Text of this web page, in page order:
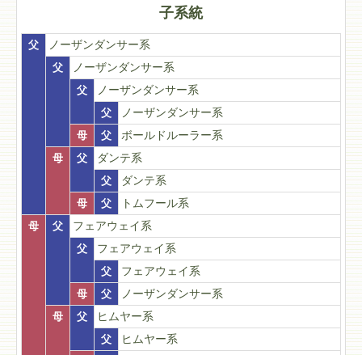
子系統
父
ノーザンダンサー系
父
ノーザンダンサー系
父
ノーザンダンサー系
父
ノーザンダンサー系
母
父
ボールドルーラー系
母
父
ダンテ系
父
ダンテ系
母
父
トムフール系
母
父
フェアウェイ系
父
フェアウェイ系
父
フェアウェイ系
母
父
ノーザンダンサー系
母
父
ヒムヤー系
父
ヒムヤー系